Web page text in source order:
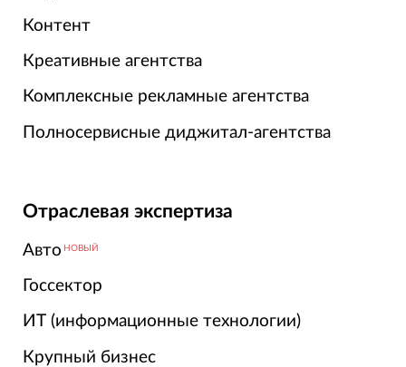
Контент
Креативные агентства
Комплексные рекламные агентства
Полносервисные диджитал-агентства
Отраслевая экспертиза
Авто НОВЫЙ
Госсектор
ИТ (информационные технологии)
Крупный бизнес